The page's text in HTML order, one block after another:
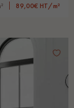
89,00€ HT/m²